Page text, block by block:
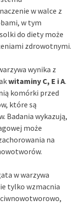
w walce z
w tym
do diety może
zdrowotnymi.
wynika z
witaminy C, E i A.
komórki przed
które są
Badania wykazują,
może
na
w warzywa
tylko wzmacnia